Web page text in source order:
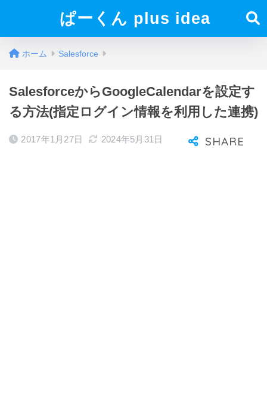
ぱーくん plus idea
ホーム Salesforce
SalesforceからGoogleCalendarを設定す
る方法(指定ログイン情報を利用した連携)
2017年1月27日 2024年5月31日